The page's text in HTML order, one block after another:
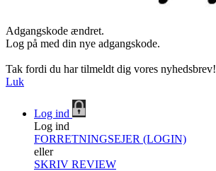
Adgangskode ændret.
Log på med din nye adgangskode.
Tak fordi du har tilmeldt dig vores nyhedsbrev!
Luk
Log ind
Log ind
FORRETNINGSEJER (LOGIN)
eller
SKRIV REVIEW